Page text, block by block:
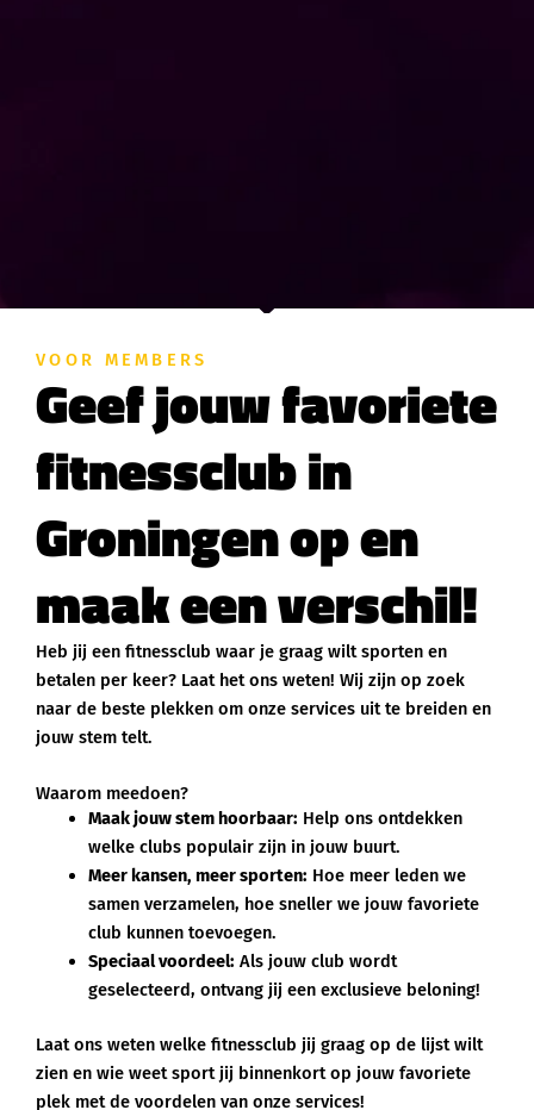
VOOR MEMBERS
Geef jouw favoriete
fitnessclub in
Groningen op en
maak een verschil!
Heb jij een fitnessclub waar je graag wilt sporten en
betalen per keer? Laat het ons weten! Wij zijn op zoek
naar de beste plekken om onze services uit te breiden en
jouw stem telt.
Waarom meedoen?
Maak jouw stem hoorbaar: Help ons ontdekken
welke clubs populair zijn in jouw buurt.
Meer kansen, meer sporten: Hoe meer leden we
samen verzamelen, hoe sneller we jouw favoriete
club kunnen toevoegen.
Speciaal voordeel: Als jouw club wordt
geselecteerd, ontvang jij een exclusieve beloning!
Laat ons weten welke fitnessclub jij graag op de lijst wilt
zien en wie weet sport jij binnenkort op jouw favoriete
plek met de voordelen van onze services!